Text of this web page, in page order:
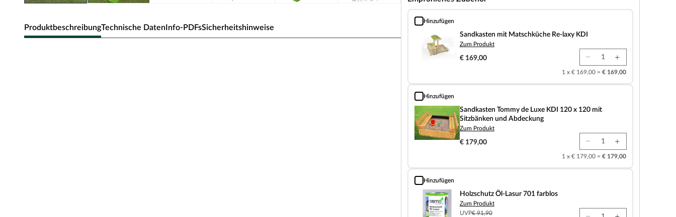
ProduktbeschreibungTechnische DatenInfo-PDFsSicherheitshinweise
Hinzufügen
Sandkasten mit Matschküche Re-laxy KDI
Sandkasten mit Matschküche Re-laxy KDI
Zum Produkt
€ 169,00
1 x € 169,00 = € 169,00
Hinzufügen
Sandkasten Tommy de Luxe KDI 120 x 120 mit Sitzbänken und Abdeckung
Sandkasten Tommy de Luxe KDI 120 x 120 mit
Sitzbänken und Abdeckung
Zum Produkt
€ 179,00
1 x € 179,00 = € 179,00
Hinzufügen
Holzschutz Öl-Lasur 701 farblos
Holzschutz Öl-Lasur 701 farblos
Zum Produkt
UVP€ 91,90